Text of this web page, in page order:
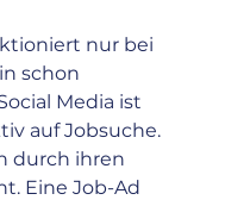
nur bei
schon
Media ist
auf Jobsuche.
durch ihren
Eine Job-Ad